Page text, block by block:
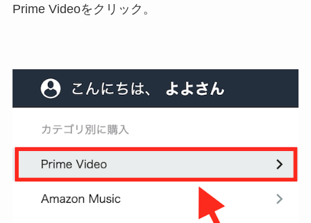
Prime Videoをクリック。